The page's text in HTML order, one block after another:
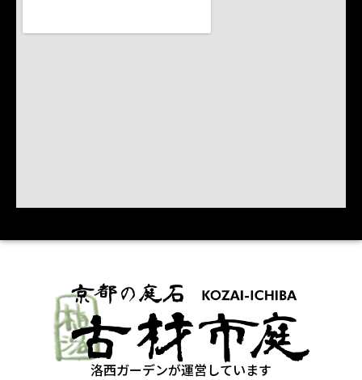
洛西ガーデンが運営しています